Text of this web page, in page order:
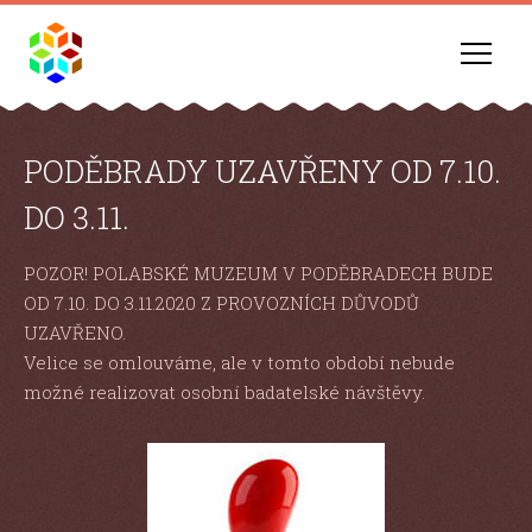
PODĚBRADY UZAVŘENY OD 7.10.
DO 3.11.
POZOR! POLABSKÉ MUZEUM V PODĚBRADECH BUDE
OD 7.10. DO 3.11.2020 Z PROVOZNÍCH DŮVODŮ
UZAVŘENO.
Velice se omlouváme, ale v tomto období nebude
možné realizovat osobní badatelské návštěvy.